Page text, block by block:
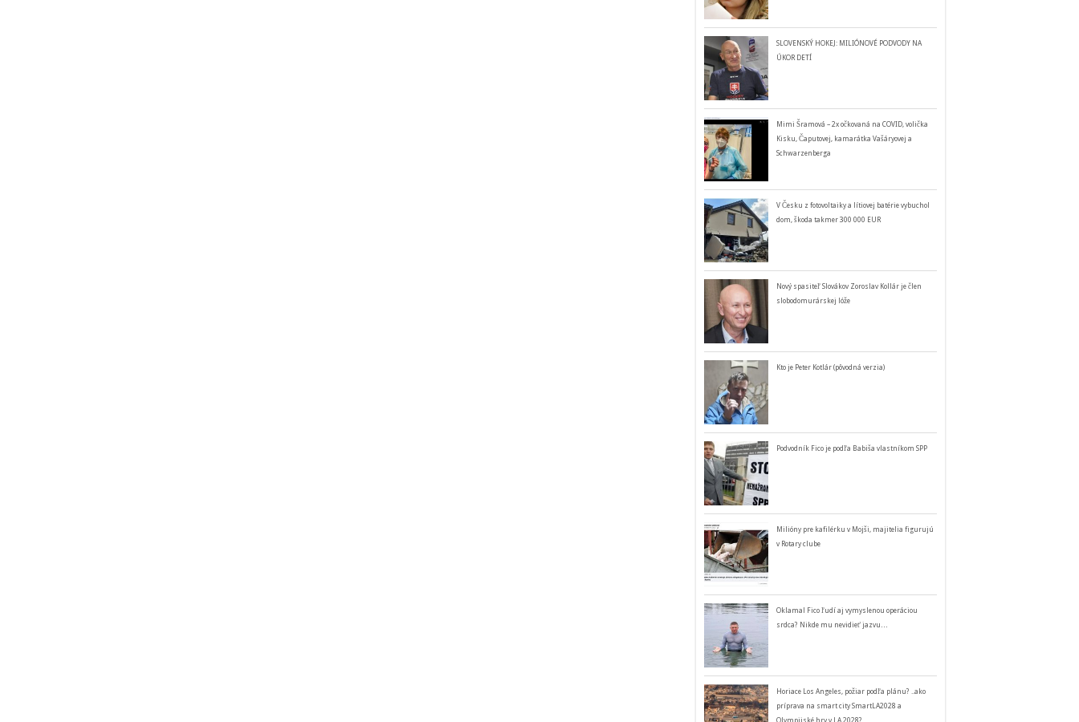
SLOVENSKÝ HOKEJ: MILIÓNOVÉ PODVODY NA
ÚKOR DETÍ
Mimi Šramová – 2x očkovaná na COVID, volička
Kisku, Čaputovej, kamarátka Vašáryovej a
Schwarzenberga
V Česku z fotovoltaiky a lítiovej batérie vybuchol
dom, škoda takmer 300 000 EUR
Nový spasiteľ Slovákov Zoroslav Kollár je člen
slobodomurárskej lóže
Kto je Peter Kotlár (pôvodná verzia)
Podvodník Fico je podľa Babiša vlastníkom SPP
Milióny pre kafilérku v Mojši, majitelia figurujú
v Rotary clube
Oklamal Fico ľudí aj vymyslenou operáciou
srdca? Nikde mu nevidieť jazvu…
Horiace Los Angeles, požiar podľa plánu? ..ako
príprava na smart city SmartLA2028 a